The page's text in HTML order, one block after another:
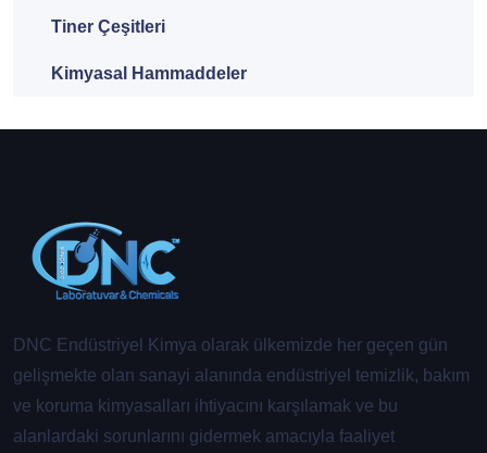
Tiner Çeşitleri
Kimyasal Hammaddeler
DNC Endüstriyel Kimya olarak ülkemizde her geçen gün
gelişmekte olan sanayi alanında endüstriyel temizlik, bakım
ve koruma kimyasalları ihtiyacını karşılamak ve bu
alanlardaki sorunlarını gidermek amacıyla faaliyet